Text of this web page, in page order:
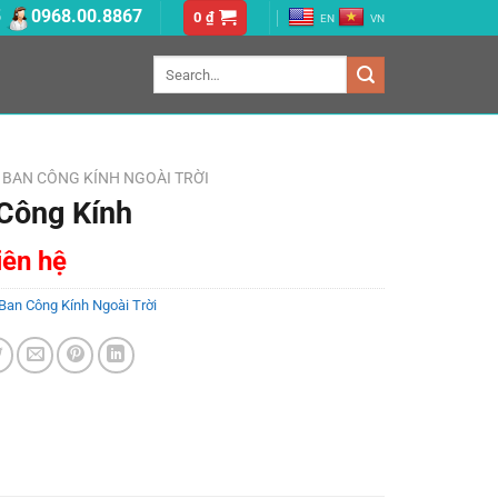
0968.00.8867 0₫ EN VN
BAN CÔNG KÍNH NGOÀI TRỜI
Kính
hệ
Công Kính Ngoài Trời